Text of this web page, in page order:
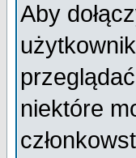
Aby
niektóre